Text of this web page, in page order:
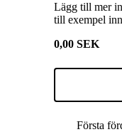
Lägg till mer
till exempel
0,00 SEK
Första